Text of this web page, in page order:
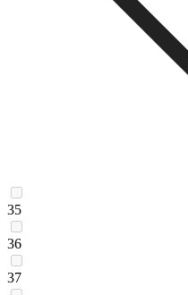
35
36
37